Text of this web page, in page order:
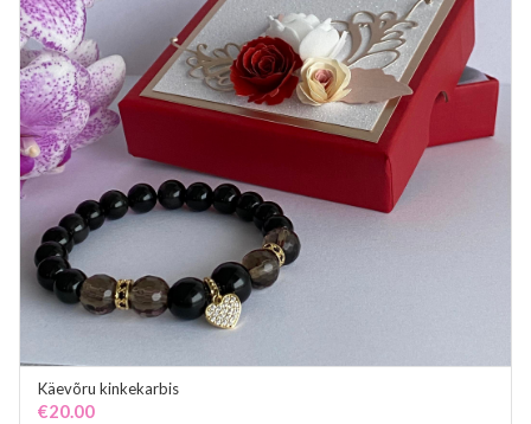
Käevõru kinkekarbis
€20.00